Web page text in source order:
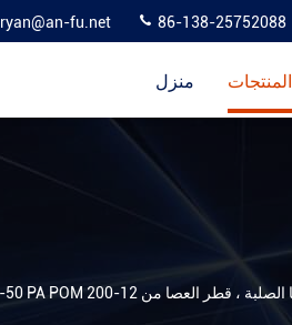
ryan@an-fu.net 86-138-25752088
منزل المنتجات